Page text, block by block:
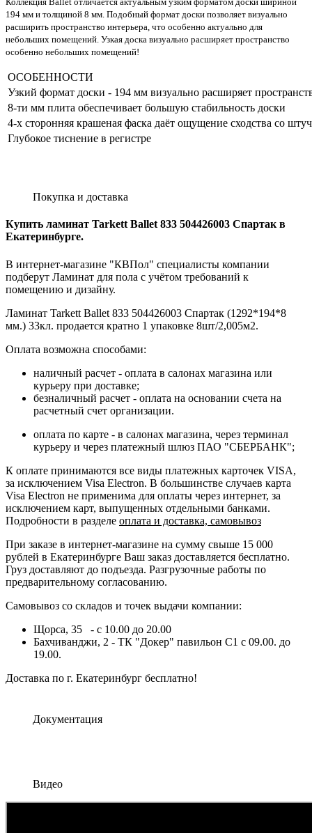
194 мм и толщиной 8 мм. Подобный формат доски позволяет визуально
расширить пространство интерьера, что особенно актуально для
небольших помещений. Узкая доска визуально расширяет пространство
особенно небольших помещений!
ОСОБЕННОСТИ
Узкий формат доски - 194 мм визуально расширяет
8-ти мм плита обеспечивает большую стабильность доски
4-х сторонняя крашеная фаска даёт ощущение сходства со
Глубокое тиснение в регистре
Покупка и доставка
Купить ламинат Tarkett Ballet 833 504426003 Спартак в
Екатеринбурге.
В интернет-магазине "КВПол" специалисты компании
подберут Ламинат для пола с учётом требований к
помещению и дизайну.
Ламинат Tarkett Ballet 833 504426003 Спартак (1292*194*8
мм.) 33кл. продается кратно 1 упаковке 8шт/2,005м2.
Оплата возможна способами:
наличный расчет - оплата в салонах магазина или
курьеру при доставке;
безналичный расчет - оплата на основании счета на
расчетный счет организации.
оплата по карте - в салонах магазина, через терминал
курьеру и через платежный шлюз ПАО "СБЕРБАНК";
К оплате принимаются все виды платежных карточек VISA,
за исключением Visa Electron. В большинстве случаев карта
Visa Electron не применима для оплаты через интернет, за
исключением карт, выпущенных отдельными банками.
Подробности в разделе оплата и доставка, самовывоз
При заказе в интернет-магазине на сумму свыше 15 000
рублей в Екатеринбурге Ваш заказ доставляется бесплатно.
Груз доставляют до подъезда. Разгрузочные работы по
предварительному согласованию.
Самовывоз со складов и точек выдачи компании:
Щорса, 35 - с 10.00 до 20.00
Бахчиванджи, 2 - ТК "Докер" павильон С1 с 09.00. до
19.00.
Доставка по г. Екатеринбург бесплатно!
Документация
Видео